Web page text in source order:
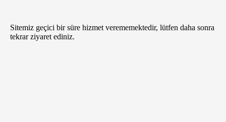
Sitemiz geçici bir süre hizmet verememektedir, lütfen daha sonra
tekrar ziyaret ediniz.